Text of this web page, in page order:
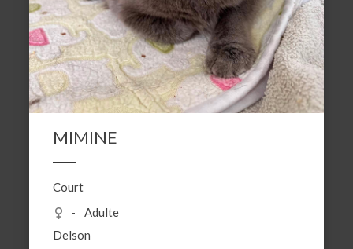
MIMINE
Court
Adulte
Delson